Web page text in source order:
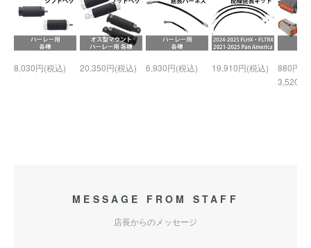
8,030円(税込) 20,350円(税込) 6,930円(税込) 19,910円(税込)
880円(
3,520円
MESSAGE FROM STAFF
店長からのメッセージ